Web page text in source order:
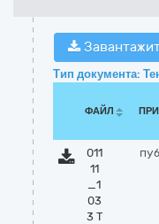
Тип документа:
ФАЙЛ
011
11
_1
03
3 Т